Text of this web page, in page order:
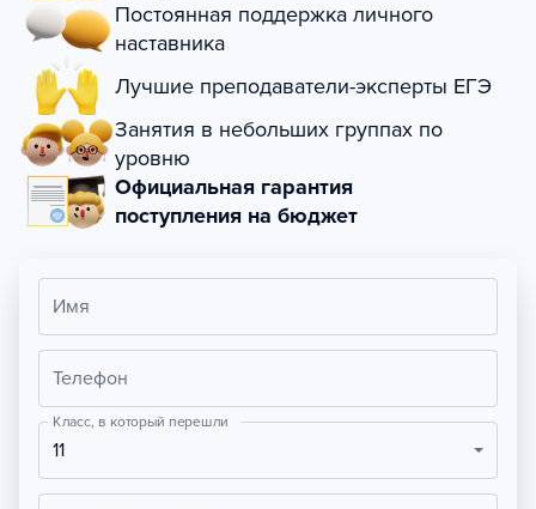
Постоянная поддержка личного
наставника
Лучшие преподаватели-эксперты ЕГЭ
Занятия в небольших группах по
уровню
Официальная гарантия
поступления на бюджет
Имя
Телефон
Класс, в который перешли
11